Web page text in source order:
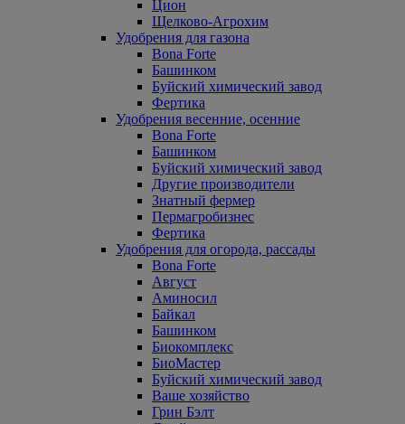
Цион
Щелково-Агрохим
Удобрения для газона
Bona Forte
Башинком
Буйский химический завод
Фертика
Удобрения весенние, осенние
Bona Forte
Башинком
Буйский химический завод
Другие производители
Знатный фермер
Пермагробизнес
Фертика
Удобрения для огорода, рассады
Bona Forte
Август
Аминосил
Байкал
Башинком
Биокомплекс
БиоМастер
Буйский химический завод
Ваше хозяйство
Грин Бэлт